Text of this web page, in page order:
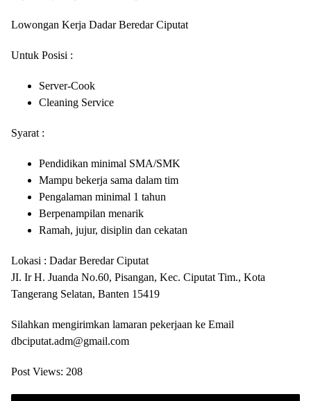
Lowongan Kerja Dadar Beredar Ciputat
Untuk Posisi :
Server-Cook
Cleaning Service
Syarat :
Pendidikan minimal SMA/SMK
Mampu bekerja sama dalam tim
Pengalaman minimal 1 tahun
Berpenampilan menarik
Ramah, jujur, disiplin dan cekatan
Lokasi : Dadar Beredar Ciputat
JI. Ir H. Juanda No.60, Pisangan, Kec. Ciputat Tim., Kota
Tangerang Selatan, Banten 15419
Silahkan mengirimkan lamaran pekerjaan ke Email
dbciputat.adm@gmail.com
Post Views: 208